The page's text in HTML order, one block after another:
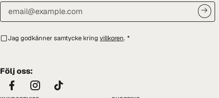
Jag godkänner samtycke kring villkoren. *
Följ oss: